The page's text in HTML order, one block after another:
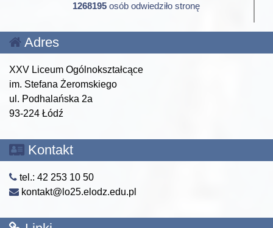
1268195osób odwiedziło stronę
Adres
XXV Liceum Ogólnokształcące
im. Stefana Żeromskiego
ul. Podhalańska 2a
93-224 Łódź
Kontakt
tel.: 42 253 10 50
kontakt@lo25.elodz.edu.pl